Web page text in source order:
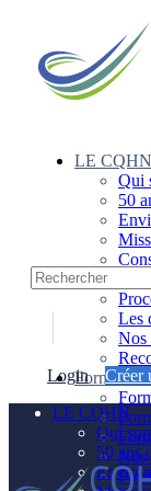
LE CQHN
Qui
50
Les
Nos
Formations
Nos
Login
Créer
LE CQHN
Qui
50 ans